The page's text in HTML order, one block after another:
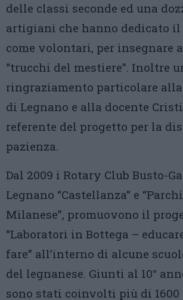
delle classi seconde ed una
artigiani che hanno dedicato il
come volontari, per insegnare
“trucchi del mestiere”. Inoltre
ringraziamento particolare alla
di Legnano e alla docente
referente del progetto per la
pazienza.
Dal 2009 i Rotary Club Busto-
Legnano “Castellanza” e
Milanese”, promuovono il
“Laboratori in Bottega –
fare” all’interno di alcune
del legnanese. Giunti al 10°
sono stati coinvolti più di 1600